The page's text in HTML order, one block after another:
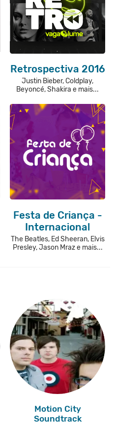
Retrospectiva 2016
Justin Bieber, Coldplay,
Beyoncé, Shakira e mais...
Festa de Criança -
Internacional
The Beatles, Ed Sheeran, Elvis
Presley, Jason Mraz e mais...
Motion City
Soundtrack